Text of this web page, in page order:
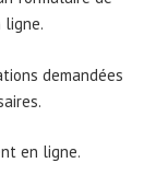
ligne.
demandées
en ligne.